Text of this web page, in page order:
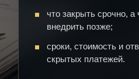
что закрыть срочно, а
внедрить позже;
сроки, стоимость и
скрытых платежей.